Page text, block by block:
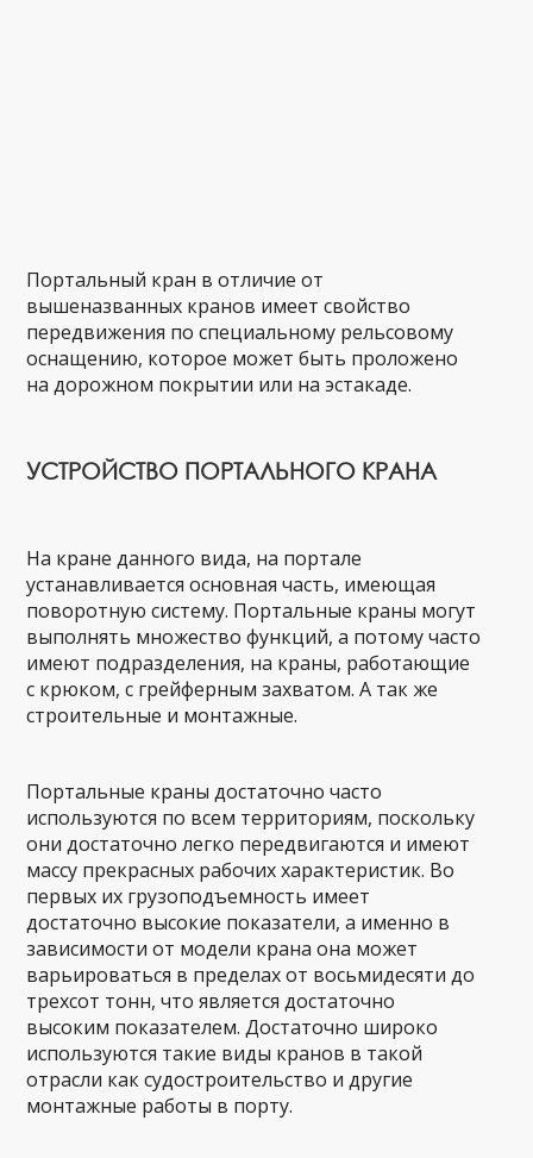
Портальный кран в отличие от
вышеназванных кранов имеет свойство
передвижения по специальному рельсовому
оснащению, которое может быть проложено
на дорожном покрытии или на эстакаде.
УСТРОЙСТВО ПОРТАЛЬНОГО КРАНА
На кране данного вида, на портале
устанавливается основная часть, имеющая
поворотную систему. Портальные краны могут
выполнять множество функций, а потому часто
имеют подразделения, на краны, работающие
с крюком, с грейферным захватом. А так же
строительные и монтажные.
Портальные краны достаточно часто
используются по всем территориям, поскольку
они достаточно легко передвигаются и имеют
массу прекрасных рабочих характеристик. Во
первых их грузоподъемность имеет
достаточно высокие показатели, а именно в
зависимости от модели крана она может
варьироваться в пределах от восьмидесяти до
трехсот тонн, что является достаточно
высоким показателем. Достаточно широко
используются такие виды кранов в такой
отрасли как судостроительство и другие
монтажные работы в порту.